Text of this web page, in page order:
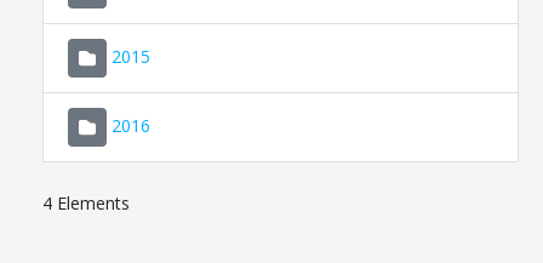
2015
2016
4 Elements